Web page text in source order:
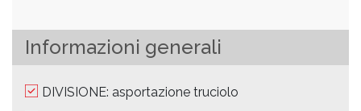
Informazioni generali
DIVISIONE: asportazione truciolo